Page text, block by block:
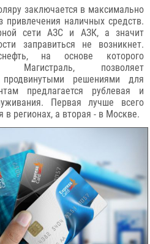
заключается в максимально
привлечения наличных средств.
сети АЗС и АЗК, а значит
заправиться не возникнет.
на основе которого
Магистраль, позволяет
решениями для
предлагается рублевая и
Первая лучше всего
в регионах, а вторая - в Москве.